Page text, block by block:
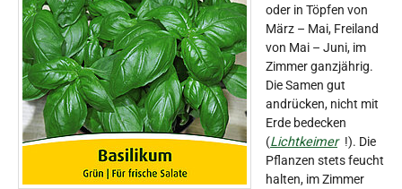
oder in Töpfen von
März – Mai, Freiland
von Mai – Juni, im
Zimmer ganzjährig.
Die Samen gut
andrücken, nicht mit
Erde bedecken
(Lichtkeimer !). Die
Pflanzen stets feucht
halten, im Zimmer